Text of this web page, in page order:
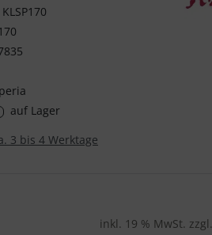
KLSP170
auf Lager
3 bis 4 Werktage
inkl. 19 % MwSt. zzgl.